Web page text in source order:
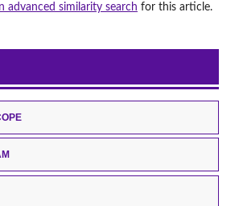
advanced similarity search for this article.